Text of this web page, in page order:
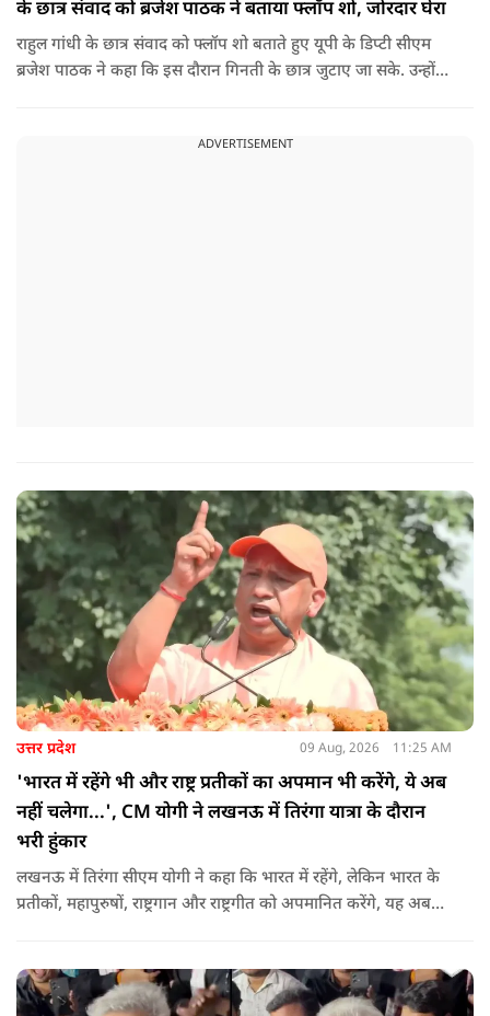
के छात्र संवाद को ब्रजेश पाठक ने बताया फ्लॉप शो, जोरदार घेरा
राहुल गांधी के छात्र संवाद को फ्लॉप शो बताते हुए यूपी के डिप्टी सीएम
ब्रजेश पाठक ने कहा कि इस दौरान गिनती के छात्र जुटाए जा सके. उन्होंने
ADVERTISEMENT
उत्तर प्रदेश 09 Aug, 2026 11:25 AM
'भारत में रहेंगे भी और राष्ट्र प्रतीकों का अपमान भी करेंगे, ये अब
नहीं चलेगा...', CM योगी ने लखनऊ में तिरंगा यात्रा के दौरान
भरी हुंकार
लखनऊ में तिरंगा सीएम योगी ने कहा कि भारत में रहेंगे, लेकिन भारत के
प्रतीकों, महापुरुषों, राष्ट्रगान और राष्ट्रगीत को अपमानित करेंगे, यह अब
की हर चुनौती का सामना करने में सक्षम है.